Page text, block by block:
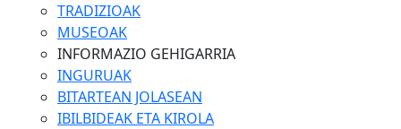
TRADIZIOAK
MUSEOAK
INFORMAZIO GEHIGARRIA
INGURUAK
BITARTEAN JOLASEAN
IBILBIDEAK ETA KIROLA